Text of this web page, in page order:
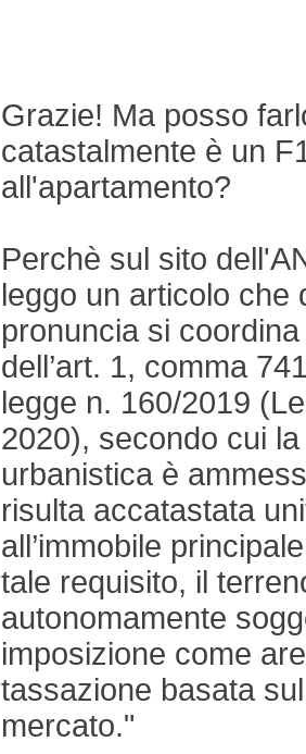
Grazie! Ma posso
catastalmente è un
all'apartamento?
Perchè sul sito
leggo un articolo che
pronuncia si
dell’art. 1, comma
legge n. 160/2019
2020), secondo cui
urbanistica è
risulta accatastata
all’immobile
tale requisito, il
autonomamente
imposizione come
tassazione basata
mercato."